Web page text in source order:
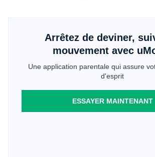
Arrêtez de deviner,
mouvement avec
Une application parentale qui assure
d'esprit
ESSAYER MAINTENANT